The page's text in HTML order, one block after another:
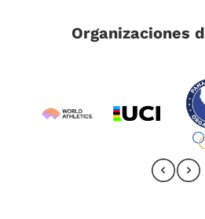
Organizaciones